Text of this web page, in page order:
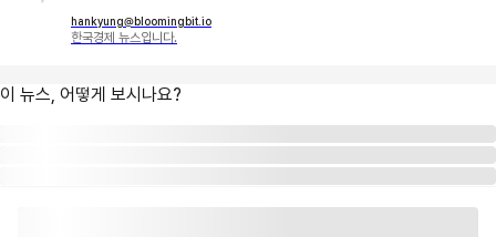
hankyung@bloomingbit.io
한국경제 뉴스입니다.
이 뉴스, 어떻게 보시나요?